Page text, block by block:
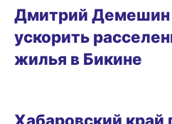
Дмитрий Демешин
ускорить
жилья в Бикине
Хабаровский край